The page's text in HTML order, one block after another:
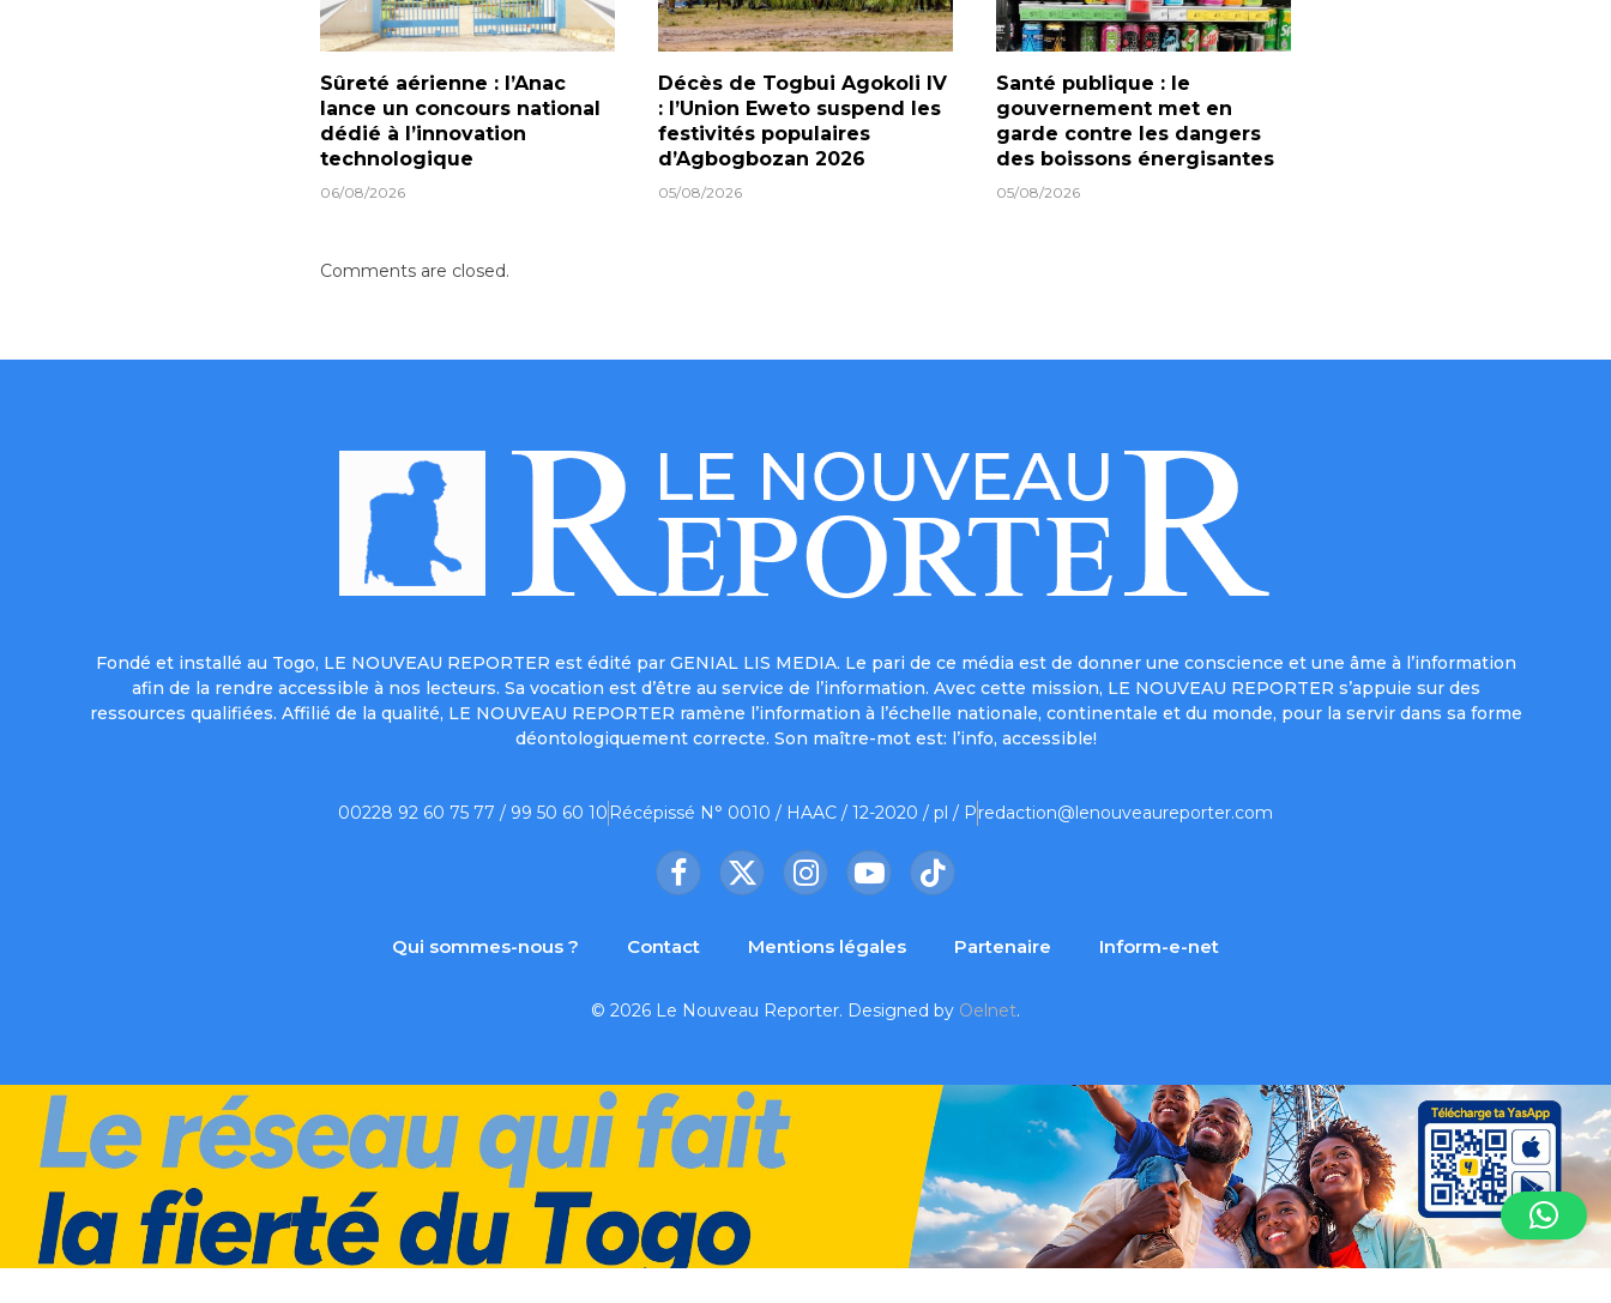
Sûreté aérienne : l’Anac
lance un concours national
dédié à l’innovation
technologique
06/08/2026
Décès de Togbui Agokoli IV
: l’Union Eweto suspend les
festivités populaires
d’Agbogbozan 2026
05/08/2026
Santé publique : le
gouvernement met en
garde contre les dangers
des boissons énergisantes
05/08/2026
Comments are closed.
Fondé et installé au Togo, LE NOUVEAU REPORTER est édité par GENIAL LIS MEDIA. Le pari de ce média est de donner une conscience et une âme à l’information
afin de la rendre accessible à nos lecteurs. Sa vocation est d’être au service de l’information. Avec cette mission, LE NOUVEAU REPORTER s’appuie sur des
ressources qualifiées. Affilié de la qualité, LE NOUVEAU REPORTER ramène l’information à l’échelle nationale, continentale et du monde, pour la servir dans sa forme
déontologiquement correcte. Son maître-mot est: l’info, accessible!
00228 92 60 75 77 / 99 50 60 10 Récépissé N° 0010 / HAAC / 12-2020 / pl / Predaction@lenouveaureporter.com
Facebook
X
InstagramYouTubeTikTok
Qui sommes-nous ? Contact Mentions légales Partenaire Inform-e-net
© 2026 Le Nouveau Reporter. Designed by Oelnet.